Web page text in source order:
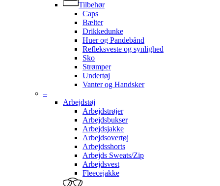
Tilbehør
Caps
Bælter
Drikkedunke
Huer og Pandebånd
Refleksveste og synlighed
Sko
Strømper
Undertøj
Vanter og Handsker
–
Arbejdstøj
Arbejdstrøjer
Arbejdsbukser
Arbejdsjakke
Arbejdsovertøj
Arbejdsshorts
Arbejds Sweats/Zip
Arbejdsvest
Fleecejakke